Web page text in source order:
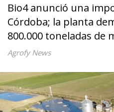
Bio4 anunció una
Córdoba; la planta
800.000 toneladas de
Agrofy News